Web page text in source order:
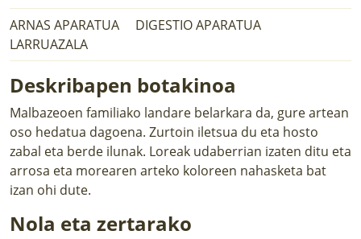
ARNAS APARATUA
DIGESTIO APARATUA
LARRUAZALA
Deskribapen botakinoa
Malbazeoen familiako landare belarkara da, gure artean
oso hedatua dagoena. Zurtoin iletsua du eta hosto
zabal eta berde ilunak. Loreak udaberrian izaten ditu eta
arrosa eta morearen arteko koloreen nahasketa bat
izan ohi dute.
Nola eta zertarako